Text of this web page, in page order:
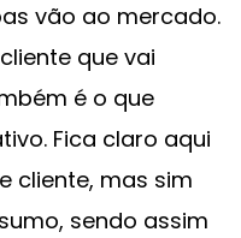
vão ao mercado.
que vai
é o que
Fica claro aqui
cliente, mas sim
sendo assim